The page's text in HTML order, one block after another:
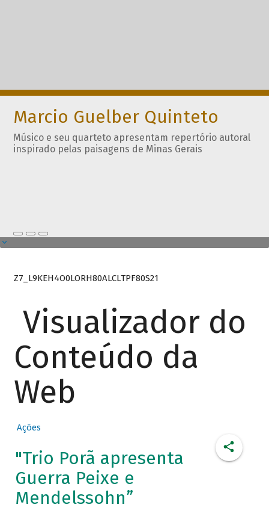
Marcio Guelber Quinteto
Músico e seu quarteto apresentam repertório autoral
inspirado pelas paisagens de Minas Gerais
Z7_L9KEH4O0LORH80ALCLTPF80S21
Visualizador do
Conteúdo da
Web
Ações
"Trio Porã apresenta
Guerra Peixe e
Mendelssohn”